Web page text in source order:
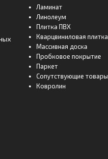
Ламинат
Линолеум
Плитка ПВХ
Кварцвиниловая плитка
Массивная доска
Пробковое покрытие
Паркет
Сопутствующие товары
Ковролин